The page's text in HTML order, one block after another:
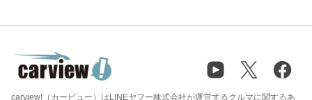
carview!（カービュー）はLINEヤフー株式会社が運営するクルマに関するあ